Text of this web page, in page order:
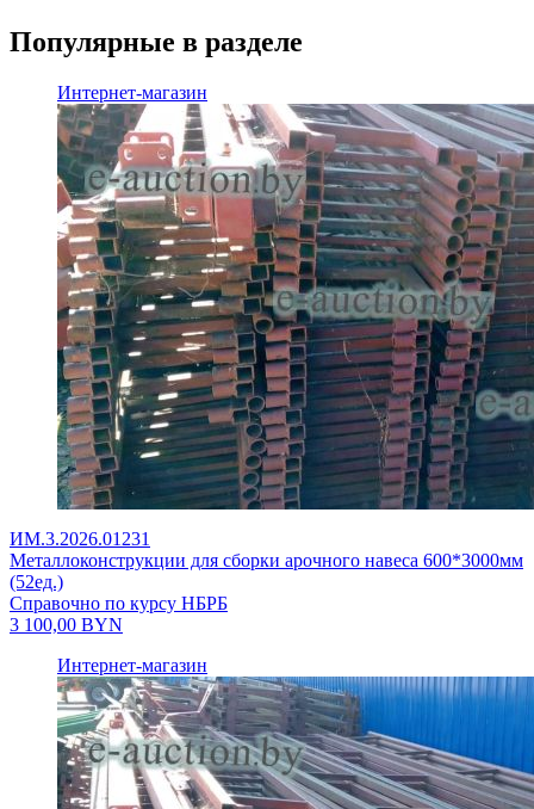
Популярные в разделе
Интернет-магазин
ИМ.3.2026.01231
Металлоконструкции для сборки арочного навеса 600*3000мм
(52ед.)
Справочно по курсу НБРБ
3 100,00 BYN
Интернет-магазин